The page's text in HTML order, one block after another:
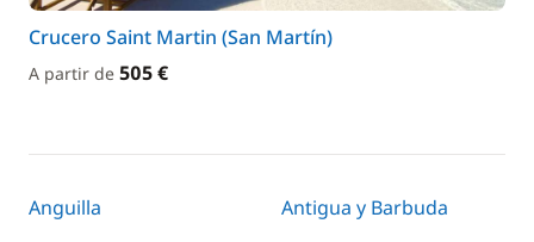
Crucero Saint Martin (San Martín)
A partir de 505 €
Anguilla Antigua y Barbuda